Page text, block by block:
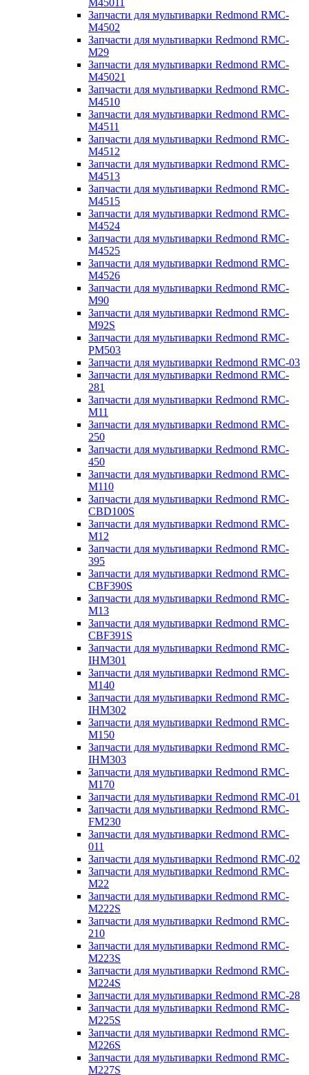
M45011
Запчасти для мультиварки Redmond RMC-
M4502
Запчасти для мультиварки Redmond RMC-
M29
Запчасти для мультиварки Redmond RMC-
M45021
Запчасти для мультиварки Redmond RMC-
M4510
Запчасти для мультиварки Redmond RMC-
M4511
Запчасти для мультиварки Redmond RMC-
M4512
Запчасти для мультиварки Redmond RMC-
M4513
Запчасти для мультиварки Redmond RMC-
M4515
Запчасти для мультиварки Redmond RMC-
M4524
Запчасти для мультиварки Redmond RMC-
M4525
Запчасти для мультиварки Redmond RMC-
M4526
Запчасти для мультиварки Redmond RMC-
M90
Запчасти для мультиварки Redmond RMC-
M92S
Запчасти для мультиварки Redmond RMC-
PM503
Запчасти для мультиварки Redmond RMC-03
Запчасти для мультиварки Redmond RMC-
281
Запчасти для мультиварки Redmond RMC-
M11
Запчасти для мультиварки Redmond RMC-
250
Запчасти для мультиварки Redmond RMC-
450
Запчасти для мультиварки Redmond RMC-
M110
Запчасти для мультиварки Redmond RMC-
CBD100S
Запчасти для мультиварки Redmond RMC-
M12
Запчасти для мультиварки Redmond RMC-
395
Запчасти для мультиварки Redmond RMC-
CBF390S
Запчасти для мультиварки Redmond RMC-
M13
Запчасти для мультиварки Redmond RMC-
CBF391S
Запчасти для мультиварки Redmond RMC-
IHM301
Запчасти для мультиварки Redmond RMC-
M140
Запчасти для мультиварки Redmond RMC-
IHM302
Запчасти для мультиварки Redmond RMC-
M150
Запчасти для мультиварки Redmond RMC-
IHM303
Запчасти для мультиварки Redmond RMC-
M170
Запчасти для мультиварки Redmond RMC-01
Запчасти для мультиварки Redmond RMC-
FM230
Запчасти для мультиварки Redmond RMC-
011
Запчасти для мультиварки Redmond RMC-02
Запчасти для мультиварки Redmond RMC-
M22
Запчасти для мультиварки Redmond RMC-
M222S
Запчасти для мультиварки Redmond RMC-
210
Запчасти для мультиварки Redmond RMC-
M223S
Запчасти для мультиварки Redmond RMC-
M224S
Запчасти для мультиварки Redmond RMC-28
Запчасти для мультиварки Redmond RMC-
M225S
Запчасти для мультиварки Redmond RMC-
M226S
Запчасти для мультиварки Redmond RMC-
M227S